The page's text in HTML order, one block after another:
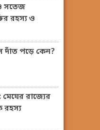
সতেজ
রহস্য ও
দাঁত পড়ে কেন?
রাজ্যের
রহস্য